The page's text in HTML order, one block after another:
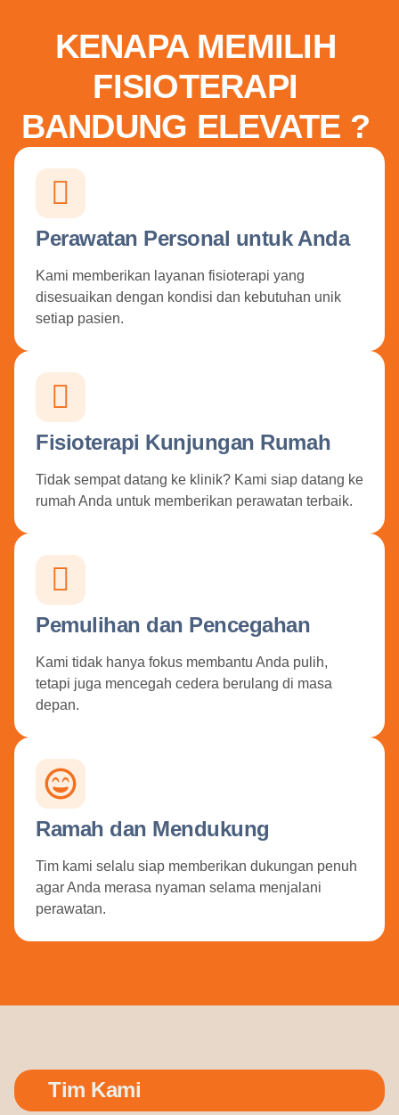
KENAPA MEMILIH
FISIOTERAPI
BANDUNG ELEVATE ?
Perawatan Personal untuk Anda
Kami memberikan layanan fisioterapi yang
disesuaikan dengan kondisi dan kebutuhan unik
setiap pasien.
Fisioterapi Kunjungan Rumah
Tidak sempat datang ke klinik? Kami siap datang ke
rumah Anda untuk memberikan perawatan terbaik.
Pemulihan dan Pencegahan
Kami tidak hanya fokus membantu Anda pulih,
tetapi juga mencegah cedera berulang di masa
depan.
Ramah dan Mendukung
Tim kami selalu siap memberikan dukungan penuh
agar Anda merasa nyaman selama menjalani
perawatan.
Tim Kami